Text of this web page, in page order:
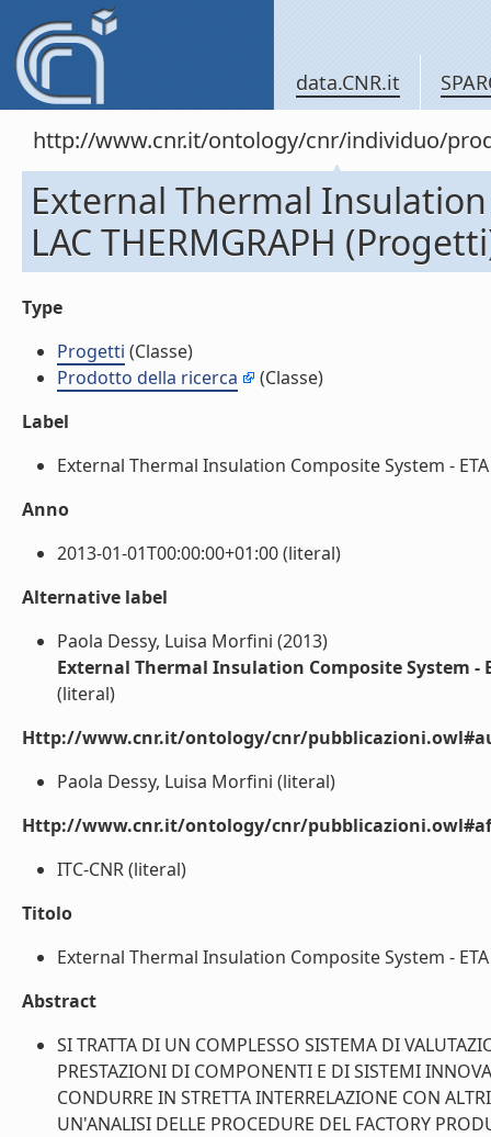
data.CNR.it
http://www.cnr.it/ontology/cnr/individuo/
External Thermal
LAC THERMGRAPH
Type
Progetti (Classe)
Prodotto della ricerca
(Classe)
Label
External Thermal Insulation Composite System -
Anno
2013-01-01T00:00:00+01:00 (literal)
Alternative label
Paola Dessy, Luisa Morfini (2013)
External Thermal Insulation Composite System -
(literal)
Http://www.cnr.it/ontology/cnr/
Paola Dessy, Luisa Morfini (literal)
Http://www.cnr.it/ontology/cnr/
ITC-CNR (literal)
Titolo
External Thermal Insulation Composite System -
Abstract
SI TRATTA DI UN COMPLESSO SISTEMA DI
PRESTAZIONI DI COMPONENTI E DI SISTEMI
CONDURRE IN STRETTA INTERRELAZIONE CON
UN'ANALISI DELLE PROCEDURE DEL FACTORY